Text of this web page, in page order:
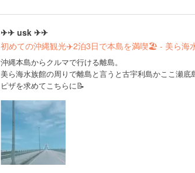
✈✈ usk ✈✈
初めての沖縄観光✈️2泊3日で本島を満喫🏖 - 美ら海
沖縄本島からクルマで行ける離島。
美ら海水族館の周りで離島と言うと古宇利島かここ瀬
ピザを求めてこちらに📝